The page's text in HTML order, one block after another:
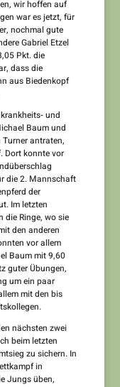
wir hoffen auf
war es jetzt, für
nochmal gute
Gabriel Etzel
Pkt. die
dass die
aus Biedenkopf
und
Baum und
antraten,
Dort konnte vor
die 2. Mannschaft
der
Im letzten
die Ringe, wo sie
den anderen
vor allem
Baum mit 9,60
guter Übungen,
um ein paar
mit den bis
nächsten zwei
beim letzten
zu sichern. In
in
Jungs üben,